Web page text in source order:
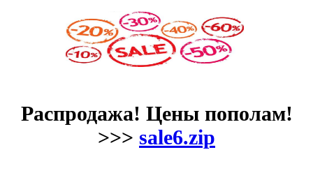
Распродажа! Цены пополам!
>>> sale6.zip